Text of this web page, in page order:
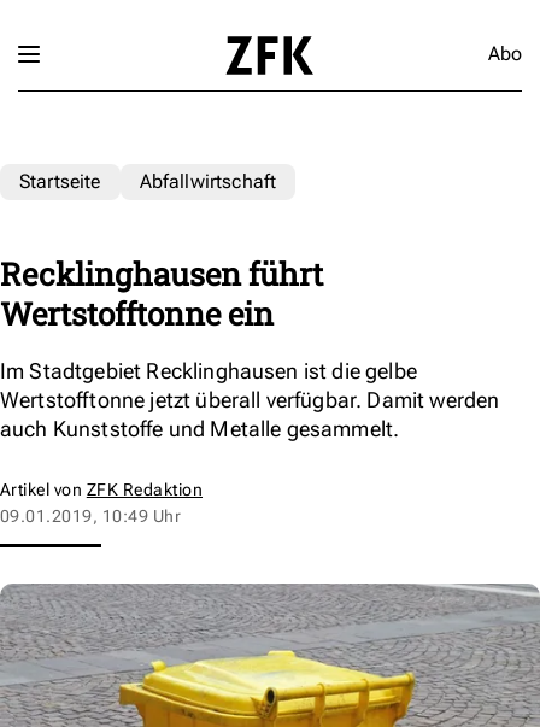
Abo
Startseite Abfallwirtschaft
Recklinghausen führt
Wertstofftonne ein
Im Stadtgebiet Recklinghausen ist die gelbe
Wertstofftonne jetzt überall verfügbar. Damit werden
auch Kunststoffe und Metalle gesammelt.
Artikel von ZFK Redaktion
09.01.2019, 10:49 Uhr